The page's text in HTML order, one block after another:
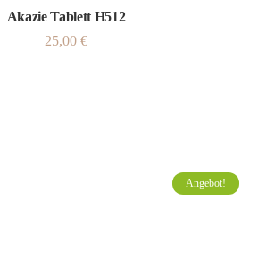
Akazie Tablett H512
25,00 €
Angebot!